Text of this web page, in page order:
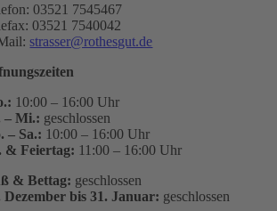
03521 7545467
03521 7540042
strasser@rothesgut.de
10:00 – 16:00 Uhr
– Mi.: geschlossen
– Sa.: 10:00 – 16:00 Uhr
& Feiertag: 11:00 – 16:00 Uhr
& Bettag: geschlossen
Dezember bis 31. Januar: geschlossen